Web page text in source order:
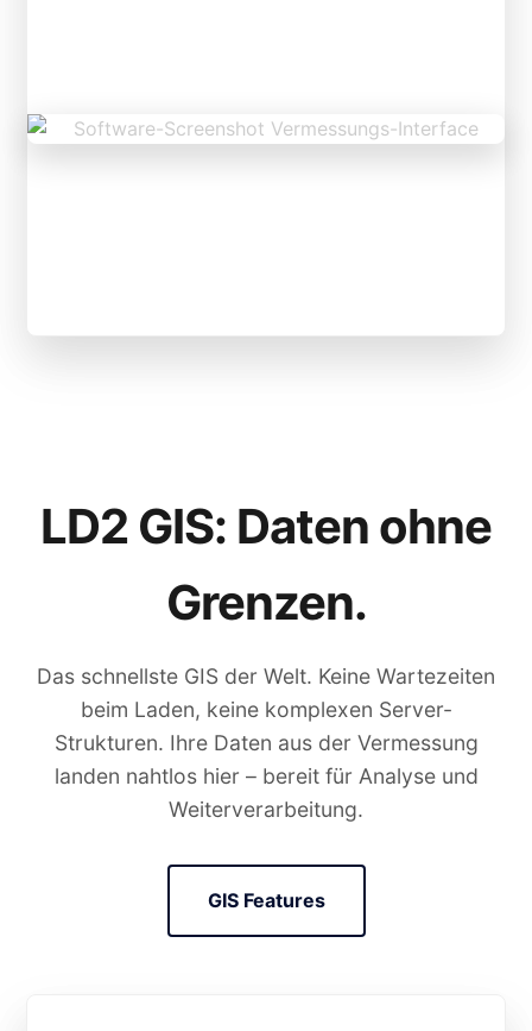
LD2 GIS: Daten ohne
Grenzen.
Das schnellste GIS der Welt. Keine Wartezeiten
beim Laden, keine komplexen Server-
Strukturen. Ihre Daten aus der Vermessung
landen nahtlos hier – bereit für Analyse und
Weiterverarbeitung.
GIS Features